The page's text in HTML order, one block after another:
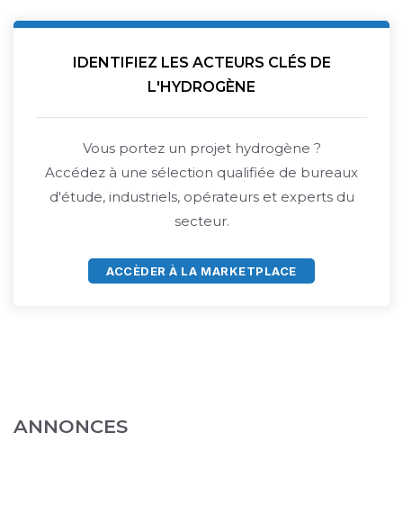
IDENTIFIEZ LES ACTEURS CLÉS DE
L'HYDROGÈNE
Vous portez un projet hydrogène ?
Accédez à une sélection qualifiée de bureaux
d'étude, industriels, opérateurs et experts du
secteur.
ACCÈDER À LA MARKETPLACE
ANNONCES